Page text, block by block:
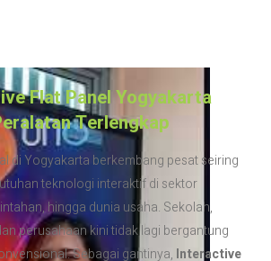
Flat Panel Yogyakarta
Terlengkap
di Yogyakarta berkembang pesat seiring
teknologi interaktif di sektor
hingga dunia usaha. Sekolah,
perusahaan kini tidak lagi bergantung
Sebagai gantinya, Interactive